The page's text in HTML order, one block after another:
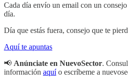
Cada día envío un email con un
día.
Día que estás fuera, consejo que te
Aquí te apuntas
📢 Anúnciate en NuevoSector.
información aquío escríbeme a